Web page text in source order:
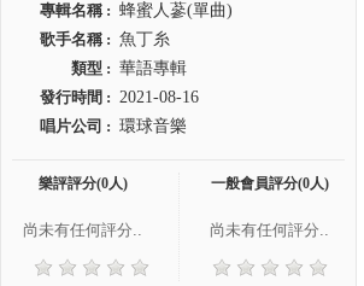
專輯名稱 : 蜂蜜人蔘(單曲)
歌手名稱 : 魚丁糸
類型 : 華語專輯
發行時間 : 2021-08-16
唱片公司 : 環球音樂
樂評評分(0人)
尚未有任何評分..
一般會員評分(0人)
尚未有任何評分..